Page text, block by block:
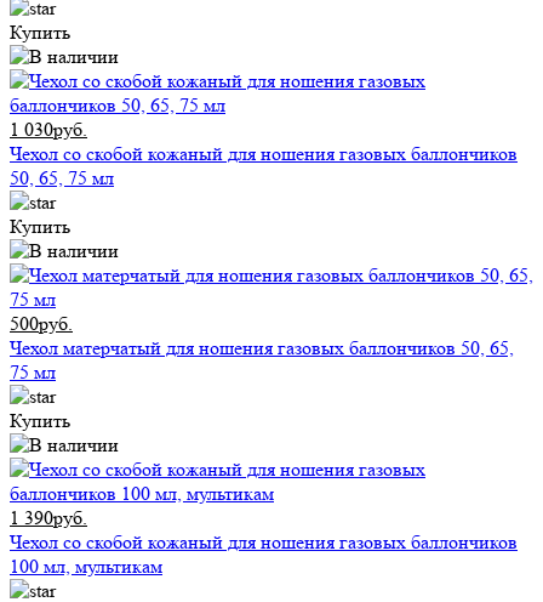
Купить
1 030руб.
Чехол со скобой кожаный для ношения газовых баллончиков
50, 65, 75 мл
Купить
500руб.
Чехол матерчатый для ношения газовых баллончиков 50, 65,
75 мл
Купить
1 390руб.
Чехол со скобой кожаный для ношения газовых баллончиков
100 мл, мультикам